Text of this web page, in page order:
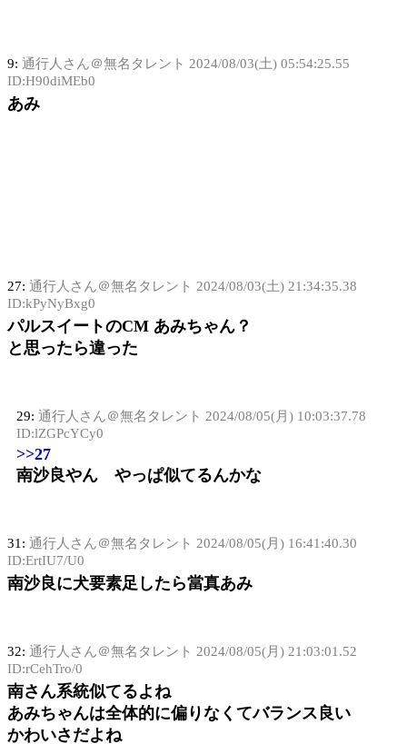
9: 通行人さん＠無名タレント 2024/08/03(土) 05:54:25.55
ID:H90diMEb0
あみ
27: 通行人さん＠無名タレント 2024/08/03(土) 21:34:35.38
ID:kPyNyBxg0
パルスイートのCM あみちゃん？
と思ったら違った
29: 通行人さん＠無名タレント 2024/08/05(月) 10:03:37.78
ID:lZGPcYCy0
>>27
南沙良やん やっぱ似てるんかな
31: 通行人さん＠無名タレント 2024/08/05(月) 16:41:40.30
ID:ErtIU7/U0
南沙良に犬要素足したら當真あみ
32: 通行人さん＠無名タレント 2024/08/05(月) 21:03:01.52
ID:rCehTro/0
南さん系統似てるよね
あみちゃんは全体的に偏りなくてバランス良い
かわいさだよね